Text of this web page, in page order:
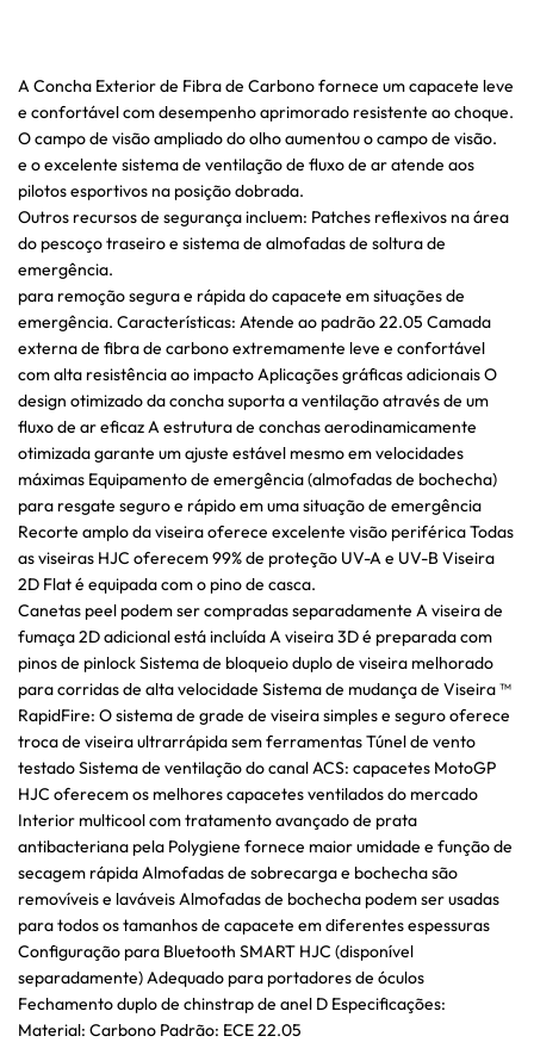
A Concha Exterior de Fibra de Carbono fornece um capacete leve
e confortável com desempenho aprimorado resistente ao choque.
O campo de visão ampliado do olho aumentou o campo de visão.
e o excelente sistema de ventilação de fluxo de ar atende aos
pilotos esportivos na posição dobrada.
Outros recursos de segurança incluem: Patches reflexivos na área
do pescoço traseiro e sistema de almofadas de soltura de
emergência.
para remoção segura e rápida do capacete em situações de
emergência. Características: Atende ao padrão 22.05 Camada
externa de fibra de carbono extremamente leve e confortável
com alta resistência ao impacto Aplicações gráficas adicionais O
design otimizado da concha suporta a ventilação através de um
fluxo de ar eficaz A estrutura de conchas aerodinamicamente
otimizada garante um ajuste estável mesmo em velocidades
máximas Equipamento de emergência (almofadas de bochecha)
para resgate seguro e rápido em uma situação de emergência
Recorte amplo da viseira oferece excelente visão periférica Todas
as viseiras HJC oferecem 99% de proteção UV-A e UV-B Viseira
2D Flat é equipada com o pino de casca.
Canetas peel podem ser compradas separadamente A viseira de
fumaça 2D adicional está incluída A viseira 3D é preparada com
pinos de pinlock Sistema de bloqueio duplo de viseira melhorado
para corridas de alta velocidade Sistema de mudança de Viseira ™
RapidFire: O sistema de grade de viseira simples e seguro oferece
troca de viseira ultrarrápida sem ferramentas Túnel de vento
testado Sistema de ventilação do canal ACS: capacetes MotoGP
HJC oferecem os melhores capacetes ventilados do mercado
Interior multicool com tratamento avançado de prata
antibacteriana pela Polygiene fornece maior umidade e função de
secagem rápida Almofadas de sobrecarga e bochecha são
removíveis e laváveis Almofadas de bochecha podem ser usadas
para todos os tamanhos de capacete em diferentes espessuras
Configuração para Bluetooth SMART HJC (disponível
separadamente) Adequado para portadores de óculos
Fechamento duplo de chinstrap de anel D Especificações:
Material: Carbono Padrão: ECE 22.05